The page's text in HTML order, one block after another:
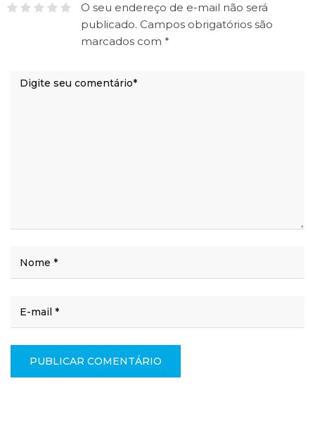
O seu endereço de e-mail não será
publicado. Campos obrigatórios são
marcados com *